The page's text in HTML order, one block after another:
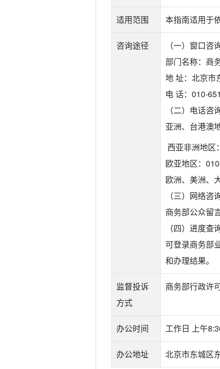
适用范围 本指南适用于
咨询途径
（一）窗口咨
部门名称：商
地 址：北京市
电 话：010-
（二）电话咨
亚洲、台港澳
西亚非洲地区
欧亚地区：
欧洲、美洲、
（三）网络咨
商务部公众留
（四）进度查
可登录商务部
和办理结果。
监督投诉
方式
商务部行政许
办公时间 工作日 上午
办公地址 北京市东城区